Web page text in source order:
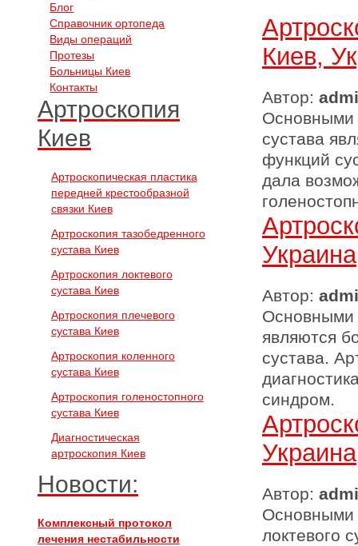
Блог
Справочник ортопеда
Виды операций
Протезы
Больницы Киев
Контакты
Артроскопия
Киев
Артроскопическая пластика
передней крестообразной
связки Киев
Артроскопия тазобедренного
сустава Киев
Артроскопия локтевого
сустава Киев
Артроскопия плечевого
сустава Киев
Артроскопия коленного
сустава Киев
Артроскопия голеностопного
сустава Киев
Диагностическая
артроскопия Киев
Новости:
Комплексный протокол
лечения нестабильности
Киев,
Автор:
Основными
сустава
функций
дала
Украина
Автор:
Основными
являются
сустава.
синдром.
Украина
Автор:
Основными
локтевого